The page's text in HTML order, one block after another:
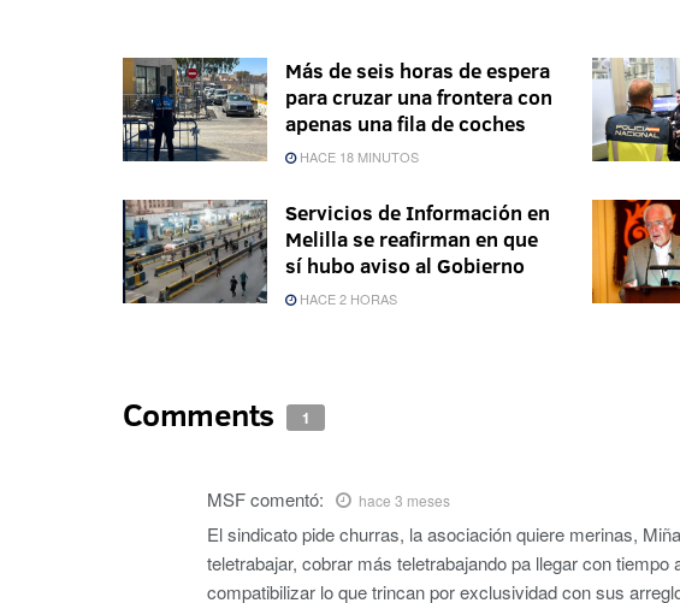
Más de seis horas de espera
para cruzar una frontera con
apenas una fila de coches
HACE 18 MINUTOS
Servicios de Información en
Melilla se reafirman en que
sí hubo aviso al Gobierno
HACE 2 HORAS
Comments 1
MSFcomentó: hace 3 meses
El sindicato pide churras, la asociación quiere merinas,
teletrabajar, cobrar más teletrabajando pa llegar con
compatibilizar lo que trincan por exclusividad con sus